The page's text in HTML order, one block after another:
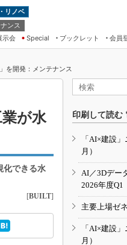
リノベ
ンス
示会
Special ブックレット 会員
を開発：メンテナンス
が水
化できる水
[BUILT]
印刷して読む
「AI×建設
月）
AI／3Dデー
2026年度Q1
主要上場ゼ
「AI×建設
月）